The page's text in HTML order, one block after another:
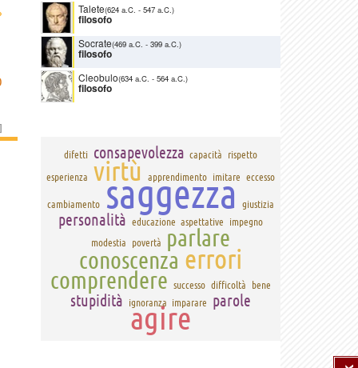
]
Talete(624 a.C. - 547 a.C.)
filosofo
Socrate(469 a.C. - 399 a.C.)
filosofo
Cleobulo(634 a.C. - 564 a.C.)
filosofo
difetti consapevolezza capacità
rispetto
esperienza virtù apprendimento imitare eccesso
cambiamento saggezza giustizia
personalità educazione aspettative
impegno
modestia
povertà
parlare
conoscenza errori
comprendere successo difficoltà bene
stupidità ignoranza imparare parole
agire